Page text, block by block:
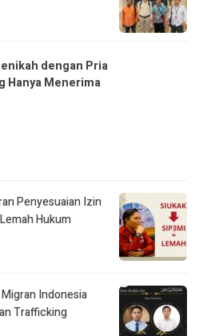
dengan Pria
Hanya Menerima
Penyesuaian Izin
Hukum
Indonesia
Trafficking